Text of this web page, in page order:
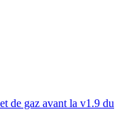
de gaz avant la v1.9 du